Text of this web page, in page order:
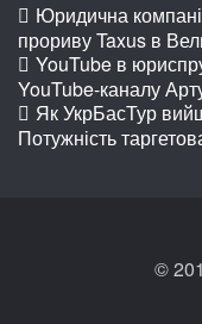
Юридична
прориву Taxus в
YouTube в
YouTube-каналу
Як УкрБасТур
Потужність
©